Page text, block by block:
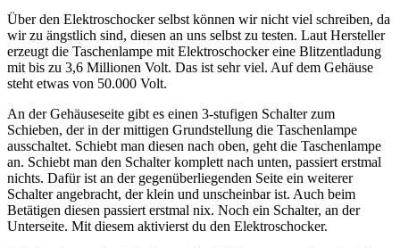
Über den Elektroschocker selbst können wir nicht viel schreiben, da
wir zu ängstlich sind, diesen an uns selbst zu testen. Laut Hersteller
erzeugt die Taschenlampe mit Elektroschocker eine Blitzentladung
mit bis zu 3,6 Millionen Volt. Das ist sehr viel. Auf dem Gehäuse
steht etwas von 50.000 Volt.
An der Gehäuseseite gibt es einen 3-stufigen Schalter zum
Schieben, der in der mittigen Grundstellung die Taschenlampe
ausschaltet. Schiebt man diesen nach oben, geht die Taschenlampe
an. Schiebt man den Schalter komplett nach unten, passiert erstmal
nichts. Dafür ist an der gegenüberliegenden Seite ein weiterer
Schalter angebracht, der klein und unscheinbar ist. Auch beim
Betätigen diesen passiert erstmal nix. Noch ein Schalter, an der
Unterseite. Mit diesem aktivierst du den Elektroschocker.